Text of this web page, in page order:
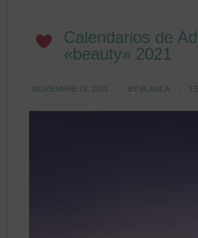
Calendarios de
«beauty» 2021
NOVIEMBRE 29, 2021 BY BLANCA